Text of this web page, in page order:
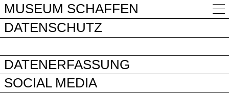
MUSEUM SCHAFFEN
DATENSCHUTZ
DATENERFASSUNG
SOCIAL MEDIA